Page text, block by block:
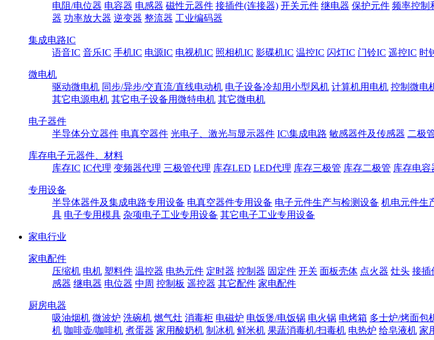
电阻/电位器 电容器 电感器 磁性元器件 接插件(连接器) 开关元件 继电器 保护元件 频率控制
器 功率放大器 逆变器 整流器 工业编码器
集成电路IC
语音IC 音乐IC 手机IC 电源IC 电视机IC 照相机IC 影碟机IC 温控IC 闪灯IC 门铃IC 遥控IC 时
微电机
驱动微电机 同步/异步/交直流/直线电动机 电子设备冷却用小型风机 计算机用电机 控制微电
其它电源电机 其它电子设备用微特电机 其它微电机
电子器件
半导体分立器件 电真空器件 光电子、激光与显示器件 IC\集成电路 敏感器件及传感器 二极
库存电子元器件、材料
库存IC IC代理 变频器代理 三极管代理 库存LED LED代理 库存三极管 库存二极管 库存电容
专用设备
半导体器件及集成电路专用设备 电真空器件专用设备 电子元件生产与检测设备 机电元件生
具 电子专用模具 杂项电子工业专用设备 其它电子工业专用设备
家电行业
家电配件
压缩机 电机 塑料件 温控器 电热元件 定时器 控制器 固定件 开关 面板壳体 点火器 灶头 接插
感器 继电器 电位器 中周 控制板 遥控器 其它配件 家电配件
厨房电器
吸油烟机 微波炉 洗碗机 燃气灶 消毒柜 电磁炉 电饭煲/电饭锅 电火锅 电烤箱 多士炉/烤面包
机 咖啡壶/咖啡机 煮蛋器 家用酸奶机 制冰机 鲜米机 果蔬消毒机/扫毒机 电热炉 给皂液机 家